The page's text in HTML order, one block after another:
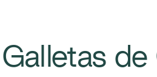
​​Galletas de